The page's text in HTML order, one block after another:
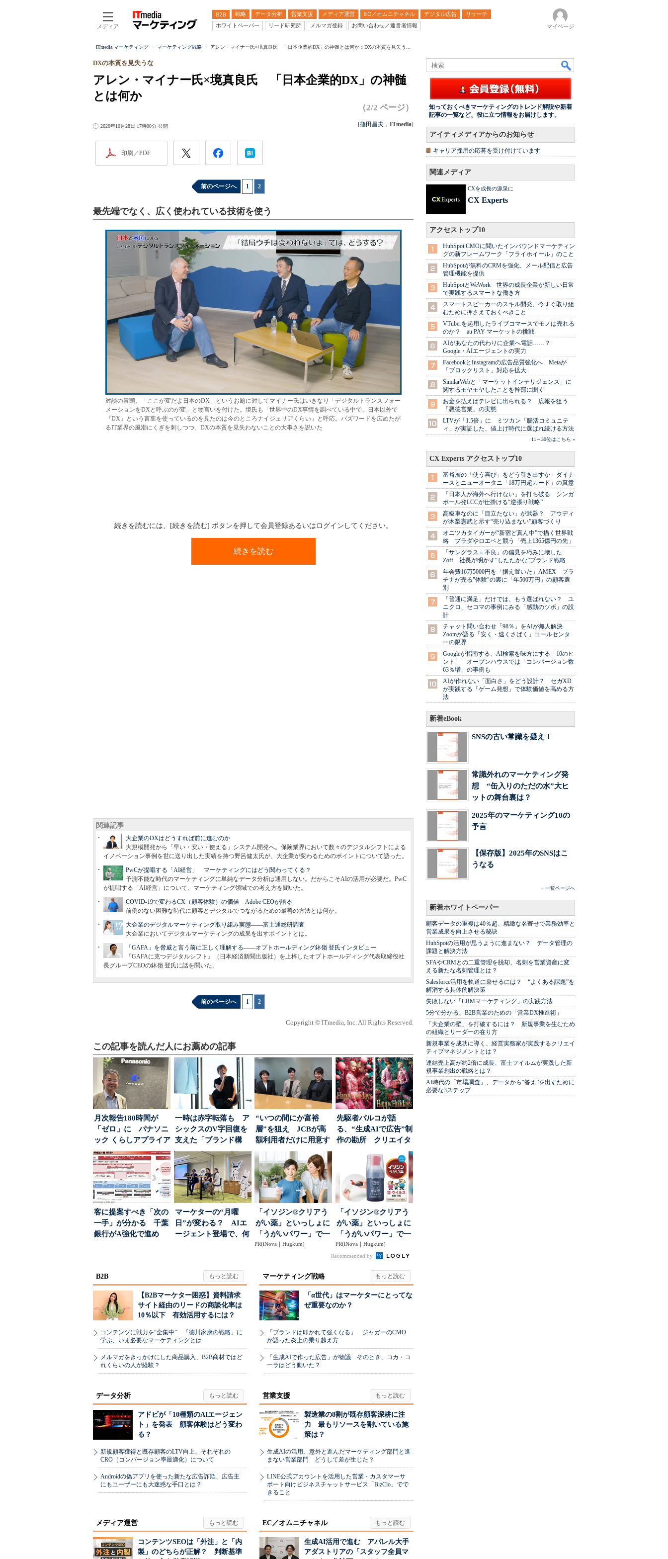
メディア
B2B 戦略 データ分析 営業支援 メディア運営 EC／オムニチャネル デジタル広告
リサーチ
ホワイトペーパー
リード研究所 メルマガ登録 お問い合わせ／運営者情報 マイページ
ITmedia マーケティング マーケティング戦略 アレン・マイナー氏×境真良氏 「日本企業的DX」の神髄とは何か：DXの本質を見失う...
アレン・マイナー氏×境真良氏 「日本企業的DX」の神髄
とは何か
DXの本質を見失うな
（2/2 ページ）
2020年10月28日 17時00分 公開 [指田昌夫 ， ITmedia]
印刷／PDF
前のページへ 1 2
最先端でなく、広く使われている技術を使う
対談の冒頭、「ここが変だよ日本のDX」というお題に対してマイナー氏はいきなり「デジタルトランスフォー
メーションをDXと呼ぶのが変」と物言いを付けた。境氏も「世界中のDX事情を調べている中で、日本以外で
『DX』という言葉を使っているのを見たのは今のところナイジェリアくらい」と呼応。バズワードを広めたが
るIT業界の風潮にくぎを刺しつつ、DXの本質を見失わないことの大事さを説いた
続きを読むには、[続きを読む] ボタンを押して会員登録あるいはログインしてください。
続きを読む
関連記事
大企業のDXはどうすれば前に進むのか
大規模開発から「早い・安い・使える」システム開発へ。保険業界において数々のデジタルシフトによる
イノベーション事例を世に送り出した実績を持つ野呂健太氏が、大企業が変わるためのポイントについて語った。
PwCが提唱する「AI経営」 マーケティングにはどう関わってくる？
予測不能な時代のマーケティングに単純なデータ分析は通用しない。だからこそAIの活用が必要だ。PwC
が提唱する「AI経営」について、マーケティング領域での考え方を聞いた。
COVID-19で変わるCX（顧客体験）の価値 Adobe CEOが語る
前例のない困難な時代に顧客とデジタルでつながるための最善の方法とは何か。
大企業のデジタルマーケティング取り組み実態――富士通総研調査
大企業においてデジタルマーケティングの成果を出すポイントとは。
「GAFA」を脅威と言う前に正しく理解する――オプトホールディング鉢嶺 登氏インタビュー
『GAFAに克つデジタルシフト』（日本経済新聞出版社）を上梓したオプトホールディング代表取締役社
長グループCEOの鉢嶺 登氏に話を聞いた。
前のページへ 1 2
Copyright © ITmedia, Inc. All Rights Reserved.
この記事を読んだ人にお薦めの記事
月次報告180時間が
「ゼロ」に パナソニ
ック くらしアプライア
ンス社が挑んだVo...
一時は赤字転落も ア
シックスのV字回復を
支えた「ブランド構
築」の考え方
“いつの間にか富裕
層”を狙え JCBが高
額利用者だけに用意す
る「特別体験」
先駆者パルコが語
る、“生成AIで広告”制
作の勘所 クリエイタ
客に提案すべき「次の
一手」が分かる 千葉
銀行がA強化で進め
マーケターの“月曜
日”が変わる？ AIエ
ージェント登場で、何
「イソジン®クリアう
がい薬」といっしょに
「うがいパワー」で一
年中！ 健やか
PR(iNova｜Hugkum)
「イソジン®クリアう
がい薬」といっしょに
「うがいパワー」で一
年中！ 健やか
PR(iNova｜Hugkum)
Recommended by
B2B
【B2Bマーケター困惑】資料請求
サイト経由のリードの商談化率は
10％以下 有効活用するには？
コンテンツに戦力を“全集中” 「徳川家康の戦略」に
学ぶ、いま必要なマーケティングとは
メルマガをきっかけにした商品購入、B2B商材ではど
れくらいの人が経験？
マーケティング戦略
「α世代」はマーケターにとってな
ぜ重要なのか？
「ブランドは叩かれて強くなる」 ジャガーのCMO
が語った炎上の乗り越え方
「生成AIで作った広告」が物議 そのとき、コカ・コ
ーラはどう動いた？
データ分析
アドビが「10種類のAIエージェン
ト」を発表 顧客体験はどう変わ
る？
新規顧客獲得と既存顧客のLTV向上、それぞれの
CRO（コンバージョン率最適化）について
Androidの偽アプリを使った新たな広告詐欺、広告主
にもユーザーにも大迷惑な手口とは？
営業支援
製造業の8割が既存顧客深耕に注
力 最もリソースを割いている施
策は？
生成AIの活用、意外と進んだマーケティング部門と進
まない営業部門 どうして差が生じた？
LINE公式アカウントを活用した営業・カスタマーサ
ポート向けビジネスチャットサービス「BizClo」でで
きること
メディア運営
コンテンツSEOは「外注」と「内
製」のどちらが正解？ 判断基準
EC／オムニチャネル
生成AI活用で進む アパレル大手
アダストリアの「スタッフ全員マ
知っておくべきマーケティングのトレンド解説や新着
記事の一覧など、役に立つ情報をお届けします。
アイティメディアからのお知らせ
キャリア採用の応募を受け付けています
関連メディア
CXを成長の源泉に
CX Experts
アクセストップ10
HubSpot CMOに聞いたインバウンドマーケティン
グの新フレームワーク「フライホイール」のこと
HubSpotが無料のCRMを強化、メール配信と広告
管理機能を提供
HubSpotとWeWork 世界の成長企業が新しい日常
で実践するスマートな働き方
スマートスピーカーのスキル開発、今すぐ取り組
むために押さえておくべきこと
VTuberを起用したライブコマースでモノは売れる
のか？ au PAY マーケットの挑戦
AIがあなたの代わりに企業へ電話……？
Google・AIエージェントの実力
FacebookとInstagramの広告品質強化へ Metaが
「ブロックリスト」対応を拡大
SimilarWebと「マーケットインテリジェンス」に
関するモヤモヤしたことを幹部に聞く
お金を払えばテレビに出られる？ 広報を狙う
「悪徳営業」の実態
LTVが「1.5倍」に ミツカン「腸活コミュニテ
ィ」が実証した、値上げ時代に選ばれ続ける方法
11～30位はこちら »
CX Experts アクセストップ10
富裕層の「使う喜び」をどう引き出すか ダイナ
ースとニューオータニ「18万円超カード」の真意
「日本人が海外へ行けない」を打ち破る シンガ
ポール発LCCが仕掛ける“逆張り戦略”
高級車なのに「目立たない」が武器？ アウディ
が木梨憲武と示す“売り込まない”顧客づくり
オニツカタイガーが“新宿ど真ん中”で描く世界戦
略 プラダやロエベと競う「売上1365億円の先」
「サングラス＝不良」の偏見を巧みに壊した
Zoff 社長が明かす“したたかな”ブランド戦略
年会費16万5000円を「据え置いた」AMEX プラ
チナが売る"体験"の裏に「年500万円」の顧客選
別
「普通に満足」だけでは、もう選ばれない？ ユ
ニクロ、セコマの事例にみる「感動のツボ」の設
計
チャット問い合わせ「98％」をAIが無人解決
Zoomが語る「安く・速くさばく」コールセンタ
ーの限界
Googleが指南する、AI検索を味方にする「10のヒ
ント」 オープンハウスでは「コンバージョン数
63％増」の事例も
AIが作れない「面白さ」をどう設計？ セガXD
が実践する「ゲーム発想」で体験価値を高める方
法
新着eBook
SNSの古い常識を疑え！
常識外れのマーケティング発
想 “缶入りのただの水”大ヒ
ットの舞台裏は？
2025年のマーケティング10の
予言
【保存版】2025年のSNSはこ
うなる
» 一覧ページへ
新着ホワイトペーパー
顧客データの重複は40％超、精緻な名寄せで業務効率と
営業成果を向上させる秘訣
HubSpotの活用が思うように進まない？ データ管理の
課題と解決方法
SFAやCRMとの二重管理を脱却、名刺を営業資産に変
える新たな名刺管理とは？
Salesforce活用を軌道に乗せるには？ “よくある課題”を
解消する具体的解決策
失敗しない「CRMマーケティング」の実践方法
5分で分かる、B2B営業のための「営業DX推進術」
「大企業の壁」を打破するには？ 新規事業を生むため
の組織とリーダーの在り方
新規事業を成功に導く、経営実務家が実践するクリエイ
ティブマネジメントとは？
連結売上高が約2倍に成長、富士フイルムが実践した新
規事業創出の戦略とは？
AI時代の「市場調査」、データから“答え”を出すために
必要な3ステップ